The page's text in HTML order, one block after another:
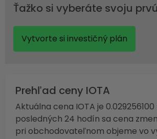
Ťažko si vyberáte svoju
Vytvorte si investičný plán
Prehľad ceny IOTA
Aktuálna cena IOTA je 0.029256100
posledných 24 hodín sa cena
pri obchodovateľnom objeme vo